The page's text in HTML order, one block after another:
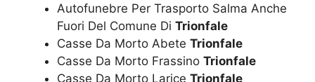
Autofunebre Per Trasporto Salma Anche
Fuori Del Comune Di Trionfale
Casse Da Morto Abete Trionfale
Casse Da Morto Frassino Trionfale
Casse Da Morto Larice Trionfale